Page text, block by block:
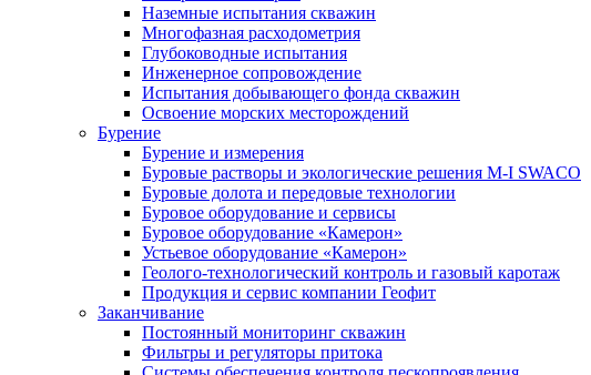
Наземные испытания скважин
Многофазная расходометрия
Глубоководные испытания
Инженерное сопровождение
Испытания добывающего фонда скважин
Освоение морских месторождений
Бурение
Бурение и измерения
Буровые растворы и экологические решения M-I SWACO
Буровые долота и передовые технологии
Буровое оборудование и сервисы
Буровое оборудование «Камерон»
Устьевое оборудование «Камерон»
Геолого-технологический контроль и газовый каротаж
Продукция и сервис компании Геофит
Заканчивание
Постоянный мониторинг скважин
Фильтры и регуляторы притока